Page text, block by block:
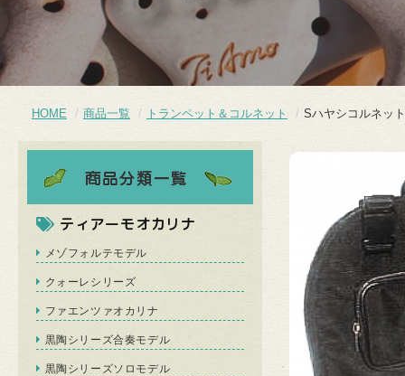
HOME 商品一覧 トランペット＆コルネット Sハヤシコルネッ
ティアーモオカリナ
メゾフォルテモデル
クォーレシリーズ
ファエンツァオカリナ
黒陶シリーズ合奏モデル
黒陶シリーズソロモデル